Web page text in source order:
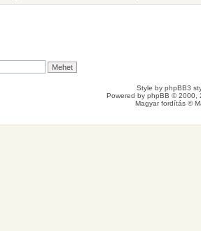
Style by phpBB3
Powered by phpBB © 2000,
Magyar fordítás ©